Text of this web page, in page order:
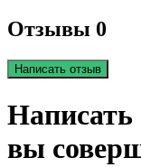
Отзывы 0
Написать отзыв
Написать
вы